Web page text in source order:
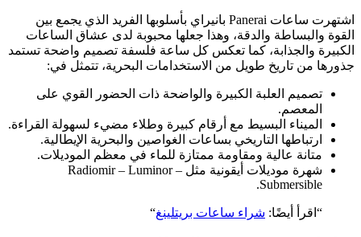
اشتهرت ساعات Panerai بانيراي بأسلوبها الفريد الذي يجمع بين
القوة والبساطة والدقة، وهذا جعلها محبوبة لدى عشاق الساعات
الكبيرة والجذابة، كما تعكس كل ساعة فلسفة تصميم واضحة تستمد
جذورها من تاريخ طويل من الاستخدامات البحرية، تتمثل في:
تصميم العلبة الكبيرة والواضحة ذات الحضور القوي على
المعصم.
الميناء البسيط مع أرقام كبيرة وطلاء مضيء لسهولة القراءة.
ارتباطها التاريخي بساعات الغواصين والبحرية الإيطالية.
متانة عالية ومقاومة ممتازة للماء في معظم الموديلات.
شهرة موديلات أيقونية مثل Radiomir – Luminor –
Submersible.
“اقرأ أيضًا: شراء ساعات بريتلينغ“